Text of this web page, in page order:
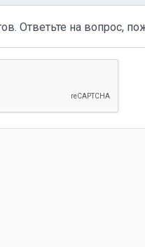
Ответьте на вопрос,